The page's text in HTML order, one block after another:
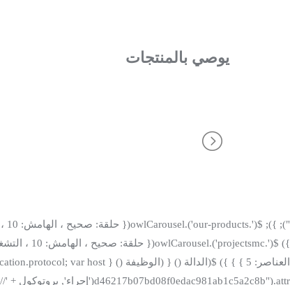
يوصي بالمنتجات